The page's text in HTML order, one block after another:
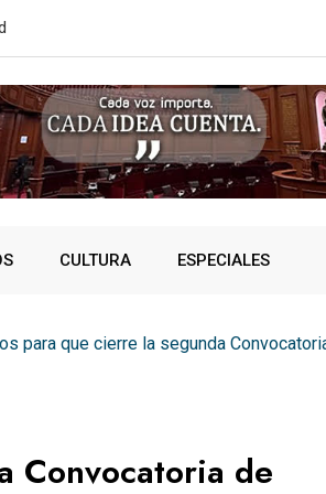
CULTURA ESPECIALES
para que cierre la segunda
Convocatoria de